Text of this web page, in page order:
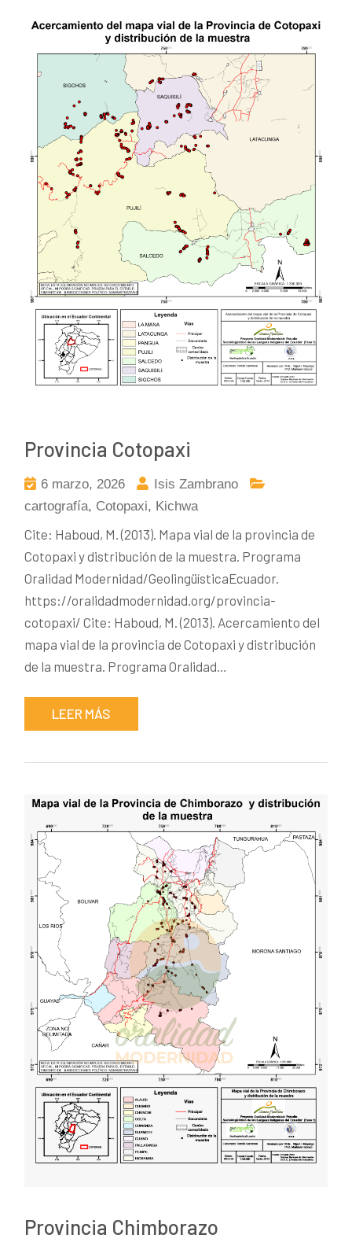
Provincia Cotopaxi
6 marzo, 2026
Isis Zambrano
cartografía, Cotopaxi, Kichwa
Cite: Haboud, M. (2013). Mapa vial de la provincia de
Cotopaxi y distribución de la muestra. Programa
Oralidad Modernidad/GeolingüísticaEcuador.
https://oralidadmodernidad.org/provincia-
cotopaxi/ Cite: Haboud, M. (2013). Acercamiento del
mapa vial de la provincia de Cotopaxi y distribución
de la muestra. Programa Oralidad…
LEER MÁS
Provincia Chimborazo